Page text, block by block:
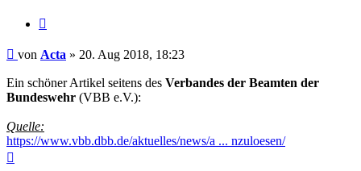
Beitrag
von Acta » 20. Aug 2018, 18:23
Ein schöner Artikel seitens des Verbandes der Beamten der
Bundeswehr (VBB e.V.):
Quelle:
https://www.vbb.dbb.de/aktuelles/news/a ... nzuloesen/